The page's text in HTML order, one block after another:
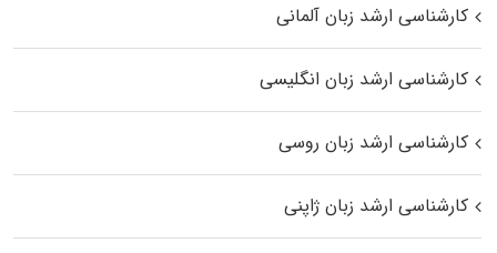
کارشناسی ارشد زبان آلمانی
کارشناسی ارشد زبان انگلیسی
کارشناسی ارشد زبان روسی
کارشناسی ارشد زبان ژاپنی